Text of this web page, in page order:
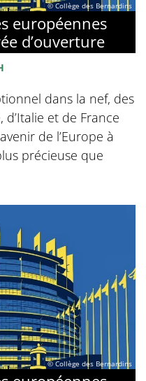
© Collège des Bernardins
européennes
d’ouverture
dans la nef, des
d’Italie et de France
de l’Europe à
précieuse que
© Collège des Bernardins